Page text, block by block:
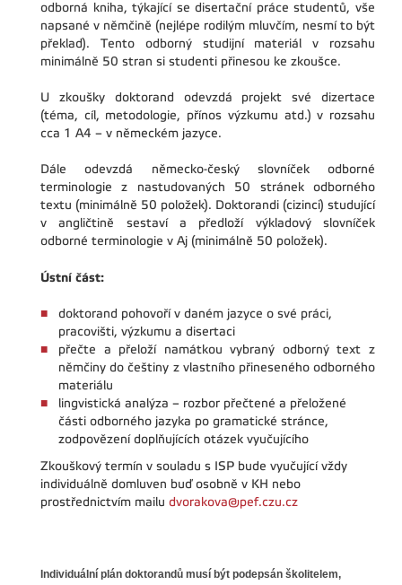
odborná kniha, týkající se disertační práce studentů, vše
napsané v němčině (nejlépe rodilým mluvčím, nesmí to být
překlad). Tento odborný studijní materiál v rozsahu
minimálně 50 stran si studenti přinesou ke zkoušce.
U zkoušky doktorand odevzdá projekt své dizertace
(téma, cíl, metodologie, přínos výzkumu atd.) v rozsahu
cca 1 A4 – v německém jazyce.
Dále odevzdá německo-český slovníček odborné
terminologie z nastudovaných 50 stránek odborného
textu (minimálně 50 položek). Doktorandi (cizinci) studující
v angličtině sestaví a předloží výkladový slovníček
odborné terminologie v Aj (minimálně 50 položek).
Ústní část:
doktorand pohovoří v daném jazyce o své práci,
pracovišti, výzkumu a disertaci
přečte a přeloží namátkou vybraný odborný text z
němčiny do češtiny z vlastního přineseného odborného
materiálu
lingvistická analýza – rozbor přečtené a přeložené
části odborného jazyka po gramatické stránce,
zodpovězení doplňujících otázek vyučujícího
Zkouškový termín v souladu s ISP bude vyučující vždy
individuálně domluven buď osobně v KH nebo
prostřednictvím mailu dvorakova@pef.czu.cz
Individuální plán doktorandů musí být podepsán školitelem,